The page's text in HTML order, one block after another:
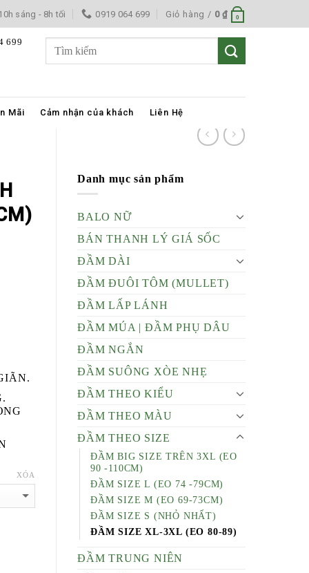
sáng - 8h tối 0919 064 699 Giỏ hàng / 0₫ 0
699
Mãi Cảm nhận của khách Liên Hệ
XÓA
Danh mục sản phẩm
BALO NỮ
BÁN THANH LÝ GIÁ SỐC
ĐẦM DÀI
ĐẦM ĐUÔI TÔM (MULLET)
ĐẦM LẤP LÁNH
ĐẦM MÚA | ĐẦM PHỤ DÂU
ĐẦM NGẮN
ĐẦM SUÔNG XÒE NHẸ
ĐẦM THEO KIỂU
ĐẦM THEO MÀU
ĐẦM THEO SIZE
ĐẦM BIG SIZE TRÊN 3XL (EO
90 -110CM)
ĐẦM SIZE L (EO 74 -79CM)
ĐẦM SIZE M (EO 69-73CM)
ĐẦM SIZE S (NHỎ NHẤT)
ĐẦM SIZE XL-3XL (EO 80-89)
ĐẦM TRUNG NIÊN